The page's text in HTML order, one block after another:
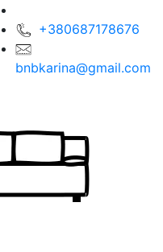
+380687178676
bnbkarina@gmail.com